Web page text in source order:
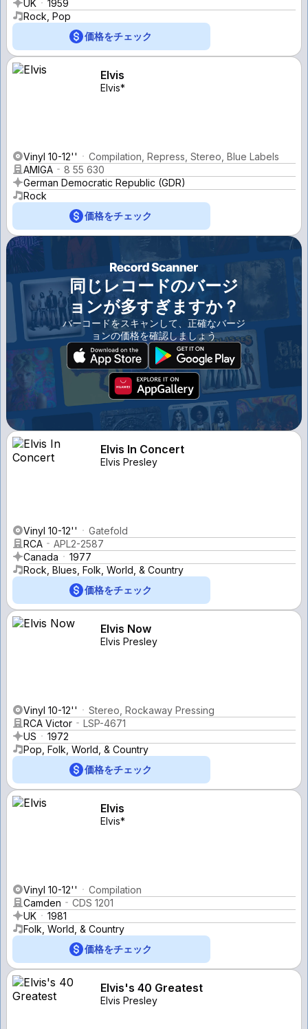
UK
1959
Rock, Pop
価格をチェック
Elvis
Elvis*
Vinyl 10-12''
Compilation, Repress, Stereo, Blue Labels
AMIGA
8 55 630
German Democratic Republic (GDR)
Rock
価格をチェック
同じレコードのバージ
ョンが多すぎますか？
バーコードをスキャンして、正確なバージ
ョンの価格を確認しましょう
Elvis In Concert
Elvis Presley
Vinyl 10-12''
Gatefold
RCA
APL2-2587
Canada
1977
Rock, Blues, Folk, World, & Country
価格をチェック
Elvis Now
Elvis Presley
Vinyl 10-12''
Stereo, Rockaway Pressing
RCA Victor
LSP-4671
US
1972
Pop, Folk, World, & Country
価格をチェック
Elvis
Elvis*
Vinyl 10-12''
Compilation
Camden
CDS 1201
UK
1981
Folk, World, & Country
価格をチェック
Elvis's 40 Greatest
Elvis Presley